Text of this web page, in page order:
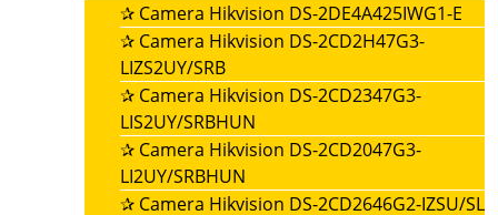
✰ Camera Hikvision DS-2DE4A425IWG1-E
✰ Camera Hikvision DS-2CD2H47G3-
LIZS2UY/SRB
✰ Camera Hikvision DS-2CD2347G3-
LIS2UY/SRBHUN
✰ Camera Hikvision DS-2CD2047G3-
LI2UY/SRBHUN
✰ Camera Hikvision DS-2CD2646G2-IZSU/SL